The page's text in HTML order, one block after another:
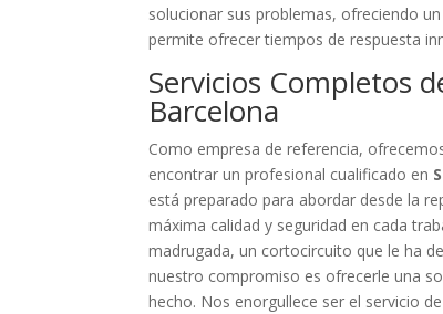
solucionar sus problemas, ofreciendo
permite ofrecer tiempos de respuesta
Servicios Completos
Barcelona
Como empresa de referencia,
encontrar un profesional cualificado en
está preparado para abordar desde la
máxima calidad y seguridad en cada
madrugada, un cortocircuito que le ha
nuestro compromiso es ofrecerle una
hecho. Nos enorgullece ser el servicio